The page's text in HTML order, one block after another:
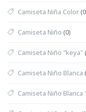
Camiseta Niña Color
Camiseta Niño (0)
Camiseta Niño "keya"
Camiseta Niño Blanca
Camiseta Niño Blanca